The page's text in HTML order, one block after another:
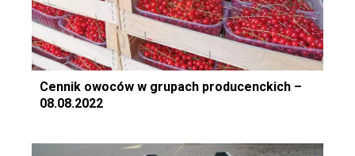
Cennik owoców w grupach producenckich –
08.08.2022